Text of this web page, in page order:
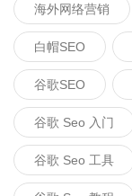
海外网络营销
白帽SEO
谷歌SEO
谷歌 Seo 入门
谷歌 Seo 工具